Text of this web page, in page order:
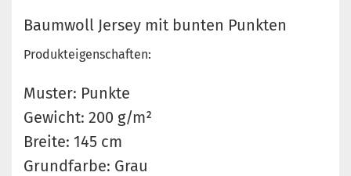
Baumwoll Jersey mit bunten Punkten
Produkteigenschaften:
Muster: Punkte
Gewicht: 200 g/m²
Breite: 145 cm
Grundfarbe: Grau